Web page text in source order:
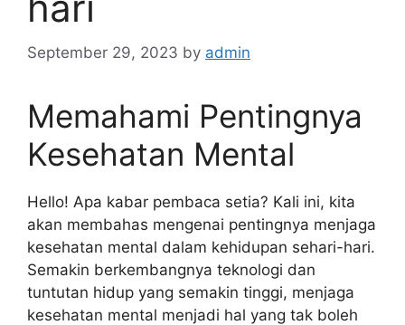
September 29, 2023 by admin
Memahami Pentingnya
Kesehatan Mental
Hello! Apa kabar pembaca setia? Kali ini, kita
akan membahas mengenai pentingnya menjaga
kesehatan mental dalam kehidupan sehari-hari.
Semakin berkembangnya teknologi dan
tuntutan hidup yang semakin tinggi, menjaga
kesehatan mental menjadi hal yang tak boleh